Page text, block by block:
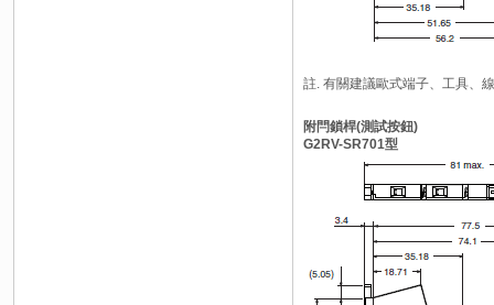
註. 有關建議歐式端子、工具、
附閂鎖桿(測試按鈕)
G2RV-SR701型